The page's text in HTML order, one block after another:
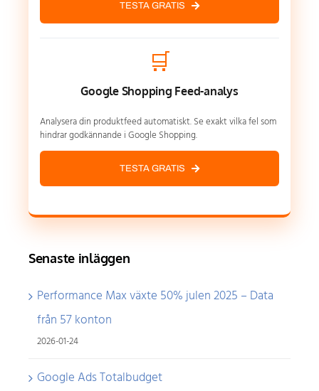
TESTA GRATIS
🛒
Google Shopping Feed-analys
Analysera din produktfeed automatiskt. Se exakt vilka fel som
hindrar godkännande i Google Shopping.
TESTA GRATIS
Senaste inläggen
Performance Max växte 50% julen 2025 – Data
från 57 konton
2026-01-24
Google Ads Totalbudget